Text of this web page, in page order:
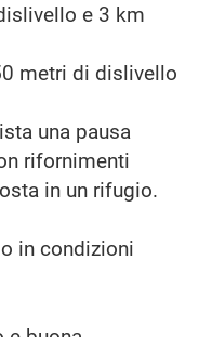
e 3 km
metri di dislivello
una pausa
rifornimenti
in un rifugio.
in condizioni